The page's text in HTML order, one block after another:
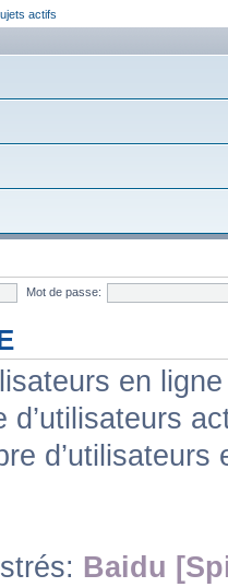
actifs
Mot de passe:
en
d’utilisateurs
Baidu